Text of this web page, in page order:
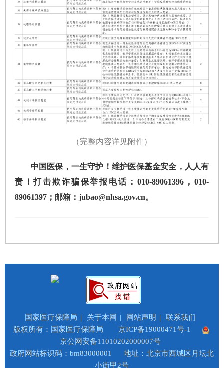
（完整内容详见附件）
中国医保，一生守护！维护医保基金安全，人人有
责！打击欺诈骗保举报电话：010-89061396，010-
89061397；邮箱：jubao@nhsa.gov.cn。
国家医疗保障局 | 关于本网 | 网站声明 |
联系我们
版权所有：国家医疗保障局
京ICP备19000471号-1
京公网安备11010202000007号
政府网站标识码：bm83000001
地址：北京市西城区月坛北
小街甲2号